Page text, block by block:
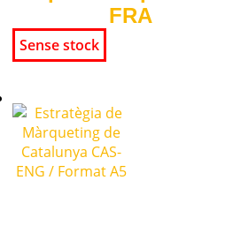
FRA
Sense stock